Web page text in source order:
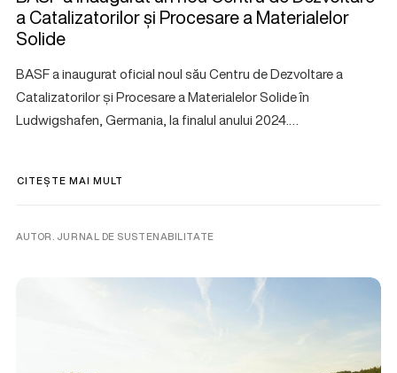
a Catalizatorilor și Procesare a Materialelor
Solide
BASF a inaugurat oficial noul său Centru de Dezvoltare a
Catalizatorilor și Procesare a Materialelor Solide în
Ludwigshafen, Germania, la finalul anului 2024.…
CITEȘTE MAI MULT
AUTOR. JURNAL DE SUSTENABILITATE